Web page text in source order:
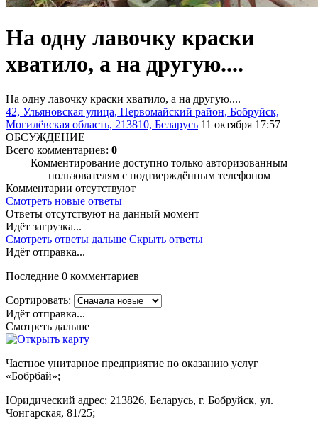
На одну лавочку краски
хватило, а на другую....
На одну лавочку краски хватило, а на другую....
42, Ульяновская улица, Первомайский район, Бобруйск,
Могилёвская область, 213810, Беларусь 11 октября 17:57
ОБСУЖДЕНИЕ
Всего комментариев: 0
Комментирование доступно только авторизованным
пользователям с подтверждённым телефоном
Комментарии отсутствуют
Смотреть новые ответы
Ответы отсутствуют на данный момент
Идёт загрузка...
Смотреть ответы дальше Скрыть ответы
Идёт отправка...
Последние 0 комментариев
Сортировать:
Идёт отправка...
Смотреть дальше
Частное унитарное предприятие по оказанию услуг
«Бобрбай»;
Юридический адрес: 213826, Беларусь, г. Бобруйск, ул.
Чонгарская, 81/25;